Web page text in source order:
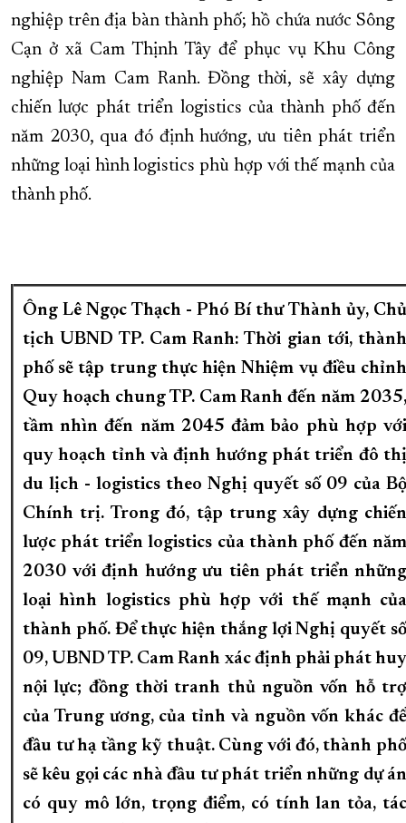
nghiệp trên địa bàn thành phố; hồ chứa nước Sông
Cạn ở xã Cam Thịnh Tây để phục vụ Khu Công
nghiệp Nam Cam Ranh. Đồng thời, sẽ xây dựng
chiến lược phát triển logistics của thành phố đến
năm 2030, qua đó định hướng, ưu tiên phát triển
những loại hình logistics phù hợp với thế mạnh của
thành phố.
Ông Lê Ngọc Thạch - Phó Bí thư Thành ủy, Chủ
tịch UBND TP. Cam Ranh: Thời gian tới, thành
phố sẽ tập trung thực hiện Nhiệm vụ điều chỉnh
Quy hoạch chung TP. Cam Ranh đến năm 2035,
tầm nhìn đến năm 2045 đảm bảo phù hợp với
quy hoạch tỉnh và định hướng phát triển đô thị
du lịch - logistics theo Nghị quyết số 09 của Bộ
Chính trị. Trong đó, tập trung xây dựng chiến
lược phát triển logistics của thành phố đến năm
2030 với định hướng ưu tiên phát triển những
loại hình logistics phù hợp với thế mạnh của
thành phố. Để thực hiện thắng lợi Nghị quyết số
09, UBND TP. Cam Ranh xác định phải phát huy
nội lực; đồng thời tranh thủ nguồn vốn hỗ trợ
của Trung ương, của tỉnh và nguồn vốn khác để
đầu tư hạ tầng kỹ thuật. Cùng với đó, thành phố
sẽ kêu gọi các nhà đầu tư phát triển những dự án
có quy mô lớn, trọng điểm, có tính lan tỏa, tác